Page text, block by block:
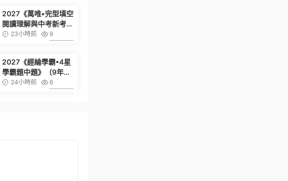
2027《萬唯•完型填空
閱讀理解與中考新考
法》（基礎版）（7-9
23小時前
9
2027《經綸學霸•4星
學霸題中題》（9年級
上化學）（人教版）
24小時前
6